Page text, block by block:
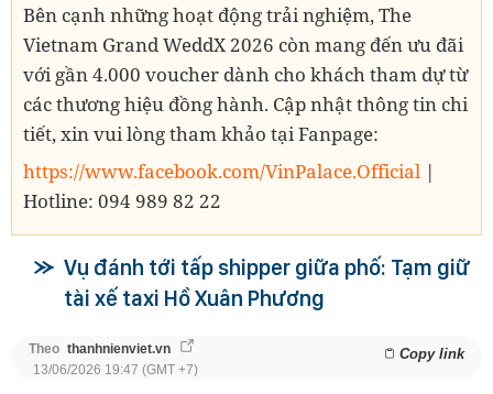
Bên cạnh những hoạt động trải nghiệm, The
Vietnam Grand WeddX 2026 còn mang đến ưu đãi
với gần 4.000 voucher dành cho khách tham dự từ
các thương hiệu đồng hành. Cập nhật thông tin chi
tiết, xin vui lòng tham khảo tại Fanpage:
https://www.facebook.com/VinPalace.Official |
Hotline: 094 989 82 22
Vụ đánh tới tấp shipper giữa phố: Tạm giữ
tài xế taxi Hồ Xuân Phương
Theo thanhnienviet.vn Copy link
13/06/2026 19:47 (GMT +7)